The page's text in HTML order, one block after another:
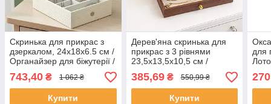
Скринька для прикрас з
дзеркалом, 24x18x6.5 см /
Органайзер для біжутерії /
Шкатулка ювелірна
743,40 ₴ 1 062 ₴
Купити
Дерев'яна скринька для
прикрас з 3 рівнями
23,5х13,5х10,5 см /
Органайзер для біжутерії /
Кейс для ювелірних
виробів / Шкатулка
385,69₴ 550,99 ₴
Купити
для